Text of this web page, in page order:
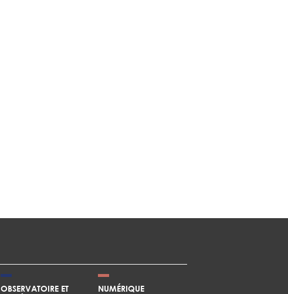
OBSERVATOIRE ET
NUMÉRIQUE